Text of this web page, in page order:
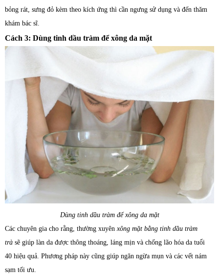
bỏng rát, sưng đỏ kèm theo kích ứng thì cần ngưng sử dụng và đến thăm
khám bác sĩ.
Cách 3: Dùng tinh dầu tràm để xông da mặt
Dùng tinh dầu tràm để xông da mặt
Các chuyên gia cho rằng, thường xuyên xông mặt bằng tinh dầu tràm
trà sẽ giúp làn da được thông thoáng, láng mịn và chống lão hóa da tuổi
40 hiệu quả. Phương pháp này cũng giúp ngăn ngừa mụn và các vết nám
sạm tối ưu.